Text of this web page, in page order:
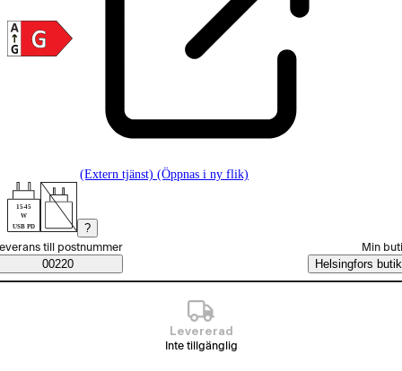
(Extern tjänst) (Öppnas i ny flik)
15-45
W
USB PD
?
Saatavuustiedot
beställningssätt
till postnummer
00220
Min
Helsingfors butik
Levererad
Inte tillgänglig